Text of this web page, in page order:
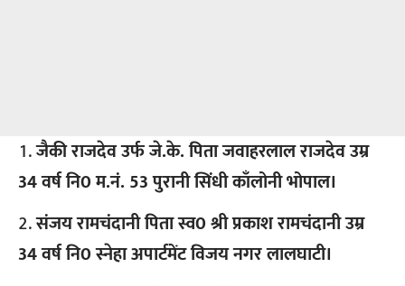
जैकी राजदेव उर्फ जे.के. पिता जवाहरलाल राजदेव उम्र
34 वर्ष नि0 म.नं. 53 पुरानी सिंधी काँलोनी भोपाल।
संजय रामचंदानी पिता स्व0 श्री प्रकाश रामचंदानी उम्र
34 वर्ष नि0 स्नेहा अपार्टमेंट विजय नगर लालघाटी।